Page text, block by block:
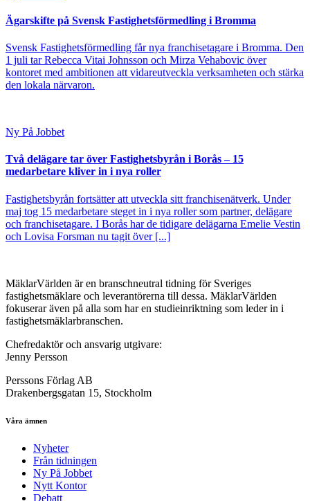
Ägarskifte på Svensk Fastighetsförmedling i Bromma
Svensk Fastighetsförmedling får nya franchisetagare i Bromma. Den
1 juli tar Rebecca Vitai Johnsson och Mirza Vehabovic över
kontoret med ambitionen att vidareutveckla verksamheten och stärka
den lokala närvaron.
Ny På Jobbet
Två delägare tar över Fastighetsbyrån i Borås – 15
medarbetare kliver in i nya roller
Fastighetsbyrån fortsätter att utveckla sitt franchisenätverk. Under
maj tog 15 medarbetare steget in i nya roller som partner, delägare
och franchisetagare. I Borås har de tidigare delägarna Emelie Vestin
och Lovisa Forsman nu tagit över [...]
MäklarVärlden är en branschneutral tidning för Sveriges
fastighetsmäklare och leverantörerna till dessa. MäklarVärlden
fokuserar även på alla som har en studieinriktning som leder in i
fastighetsmäklarbranschen.
Chefredaktör och ansvarig utgivare:
Jenny Persson
Perssons Förlag AB
Drakenbergsgatan 15, Stockholm
Våra ämnen
Nyheter
Från tidningen
Ny På Jobbet
Nytt Kontor
Debatt